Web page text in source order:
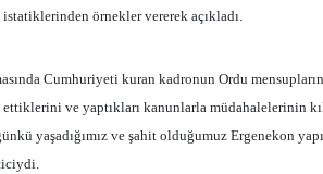
örnekler vererek açıkladı.
Cumhuriyeti kuran kadronun Ordu
ettiklerini ve yaptıkları kanunlarla müdahalelerinin
yaşadığımız ve şahit olduğumuz Ergenekon